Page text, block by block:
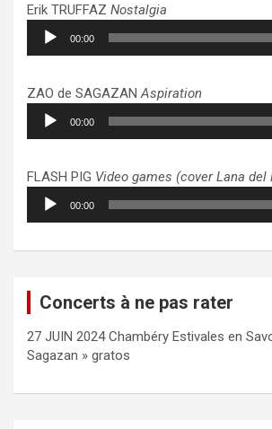
Erik TRUFFAZ Nostalgia
Lecteur
audio
00:00
ZAO de SAGAZANAspiration
Lecteur
audio
00:00
FLASH PIG Video games (cover Lana del
Lecteur
audio
00:00
Concerts à ne pas rater
27 JUIN 2024 Chambéry Estivales en
Sagazan » gratos